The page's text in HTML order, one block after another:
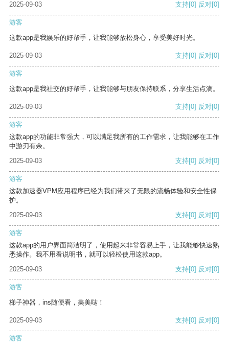
2025-09-03 支持[0] 反对[0]
游客
这款app是我娱乐的好帮手，让我能够放松身心，享受美好时光。
2025-09-03 支持[0] 反对[0]
游客
这款app是我社交的好帮手，让我能够与朋友保持联系，分享生活点滴。
2025-09-03 支持[0] 反对[0]
游客
这款app的功能非常强大，可以满足我所有的工作需求，让我能够在工作
中游刃有余。
2025-09-03
支持[0] 反对[0]
游客
这款加速器VPM应用程序已经为我们带来了无限的流畅体验和安全性保
护。
2025-09-03
支持[0] 反对[0]
游客
这款app的用户界面简洁明了，使用起来非常容易上手，让我能够快速熟
悉操作。我不用看说明书，就可以轻松使用这款app。
2025-09-03
支持[0] 反对[0]
游客
梯子神器，ins随便看，美美哒！
2025-09-03 支持[0] 反对[0]
游客